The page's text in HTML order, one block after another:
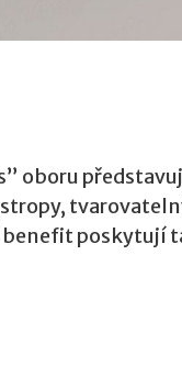
oboru
poskytují